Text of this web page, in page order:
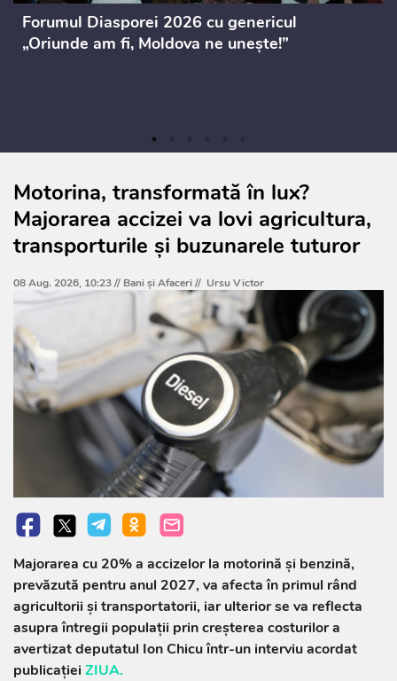
Forumul Diasporei 2026 cu genericul
„Oriunde am fi, Moldova ne unește!”
Motorina, transformată în lux?
Majorarea accizei va lovi agricultura,
transporturile și buzunarele tuturor
08 Aug. 2026, 10:23 // Bani și Afaceri// Ursu Victor
Majorarea cu 20% a accizelor la motorină și benzină,
prevăzută pentru anul 2027, va afecta în primul rând
agricultorii și transportatorii, iar ulterior se va reflecta
asupra întregii populații prin creșterea costurilor a
avertizat deputatul Ion Chicu într-un interviu acordat
publicației ZIUA.